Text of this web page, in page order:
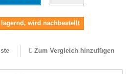
wird nachbestellt
Zum Vergleich hinzufügen